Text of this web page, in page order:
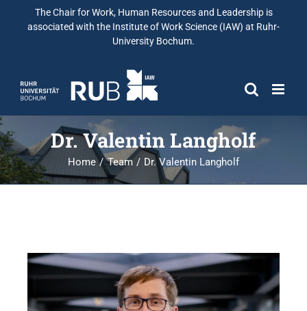
The Chair for Work, Human Resources and Leadership is
associated with the Institute of Work Science (IAW) at Ruhr-
University Bochum.
Dr. Valentin Langholf
Home Team Dr. Valentin Langholf